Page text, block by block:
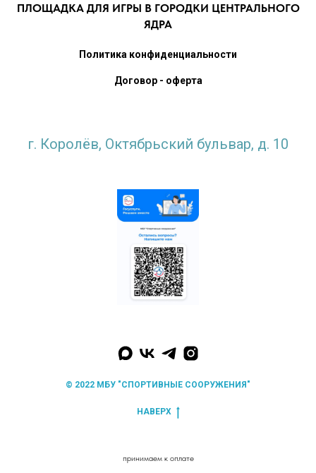
ПЛОЩАДКА ДЛЯ ИГРЫ В ГОРОДКИ ЦЕНТРАЛЬНОГО
ЯДРА
Политика конфиденциальности
Договор - оферта
г. Королёв, Октябрьский бульвар, д. 10
© 2022 МБУ "СПОРТИВНЫЕ СООРУЖЕНИЯ"
НАВЕРХ
принимаем к оплате